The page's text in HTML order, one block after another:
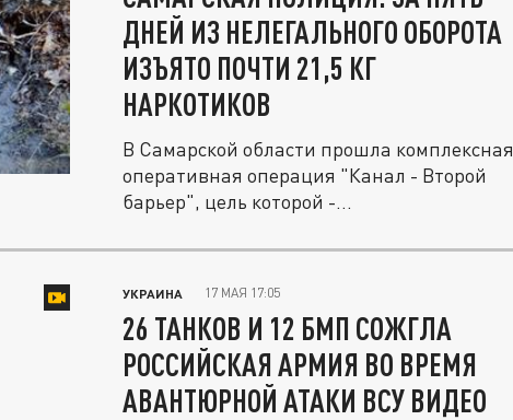
ДНЕЙ ИЗ НЕЛЕГАЛЬНОГО ОБОРОТА
ИЗЪЯТО ПОЧТИ 21,5 КГ
НАРКОТИКОВ
В Самарской области прошла комплексная
оперативная операция "Канал - Второй
барьер", цель которой -...
УКРАИНА 17 МАЯ 17:05
26 ТАНКОВ И 12 БМП СОЖГЛА
РОССИЙСКАЯ АРМИЯ ВО ВРЕМЯ
АВАНТЮРНОЙ АТАКИ ВСУ ВИДЕО